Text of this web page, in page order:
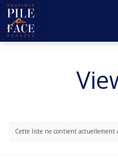
Cette liste ne contient actuellement